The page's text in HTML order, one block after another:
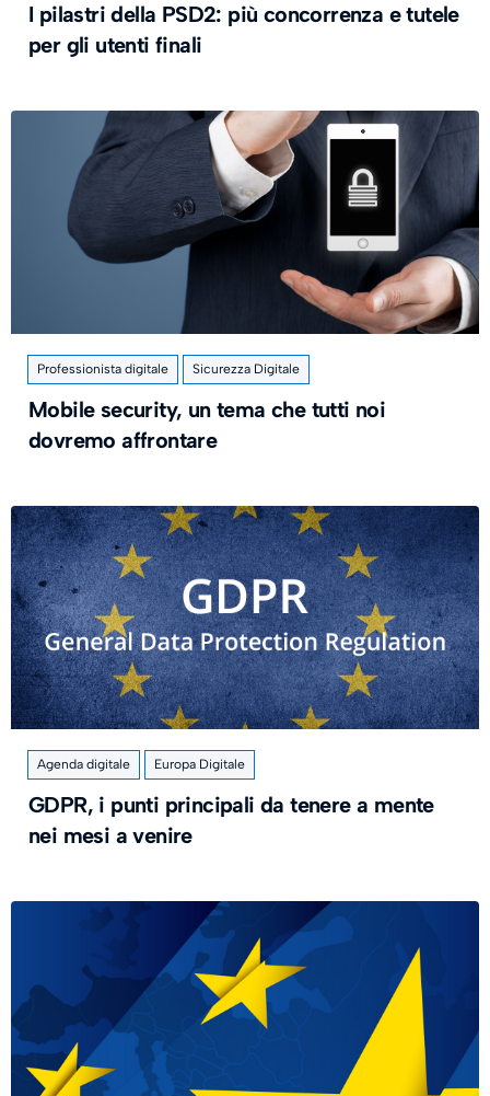
I pilastri della PSD2: più concorrenza e tutele
per gli utenti finali
Professionista digitale Sicurezza Digitale
Mobile security, un tema che tutti noi
dovremo affrontare
Agenda digitale Europa Digitale
GDPR, i punti principali da tenere a mente
nei mesi a venire